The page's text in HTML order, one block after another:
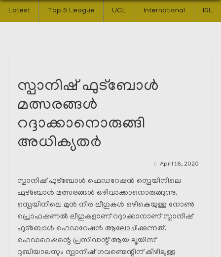
Latest Top 5 League UCL International ISL
സ്പാനിഷ് ഫുട്ബോൾ
മത്സരങ്ങൾ
റദ്ദാക്കാനൊരുങ്ങി
അധിക്യതർ
April 16, 2020
സ്പാനിഷ് ഫുട്ബോൾ ഫെഡറേഷൻ സ്പെയിനിലെ
ഫുട്ബോൾ മത്സരങ്ങൾ ഒഴിവാക്കാനൊരുങ്ങുന്നു.
സ്പെയിനിലെ മുൻ നിര ലീഗുകൾ ഒഴികെയുള്ള നോൺ
പ്രൊഫഷണൽ ലീഗുകളാണ് റദ്ദാക്കാനാണ് സ്പാനിഷ്
ഫുട്ബോൾ ഫെഡറേഷൻ ആലോചിക്കുന്നത്.
ഫെഡറെഷന്റെ പ്രസിഡന്റ്‌ ആയ ലൂയിസ്
റുബിയാലസും സ്പാനിഷ് ഗവണ്മെന്റിന് കീഴിലുള്ള